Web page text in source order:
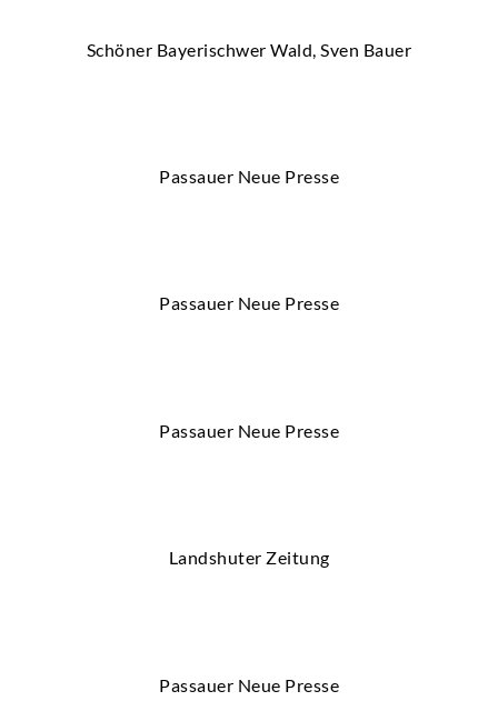
Schöner Bayerischwer Wald, Sven Bauer
Passauer Neue Presse
Passauer Neue Presse
Passauer Neue Presse
Landshuter Zeitung
Passauer Neue Presse